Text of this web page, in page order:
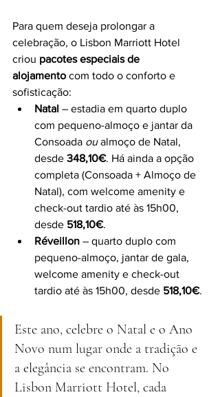
Para quem deseja prolongar a
celebração, o Lisbon Marriott Hotel
criou pacotes especiais de
alojamento com todo o conforto e
sofisticação:
Natal – estadia em quarto duplo
com pequeno-almoço e jantar da
Consoada ou almoço de Natal,
desde 348,10€. Há ainda a opção
completa (Consoada + Almoço de
Natal), com welcome amenity e
check-out tardio até às 15h00,
desde 518,10€.
Réveillon – quarto duplo com
pequeno-almoço, jantar de gala,
welcome amenity e check-out
tardio até às 15h00, desde 518,10€.
Este ano, celebre o Natal e o Ano
Novo num lugar onde a tradição e
a elegância se encontram. No
Lisbon Marriott Hotel, cada